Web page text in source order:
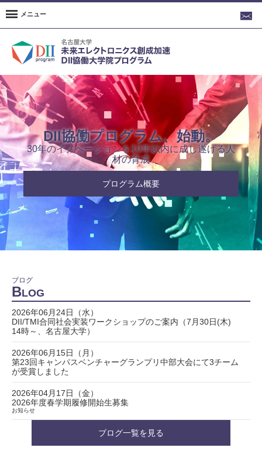
メニュー
DII協働プログラム、始動。
30年のイノベーションを10年以内に成し遂げる人
材の育成
プログラム概要
ブログ
BLOG
2026年06月24日（水）
DII/TMI合同社会実装ワークショップのご案内（7月30日(木)
14時～、名古屋大学）
2026年06月15日（月）
第23回キャンパスベンチャーグランプリ中部大会にて3チーム
が受賞しました
2026年04月17日（金）
2026年度春学期履修開始生募集
お知らせ
ブログ一覧を見る